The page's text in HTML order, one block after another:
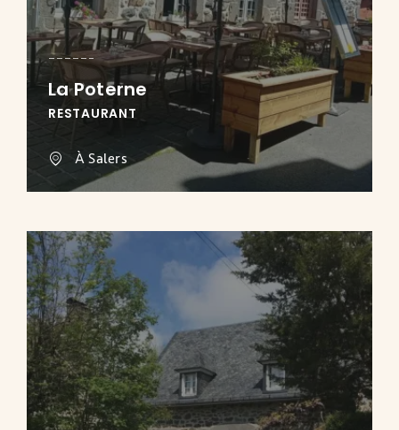
La Poterne
RESTAURANT
À Salers